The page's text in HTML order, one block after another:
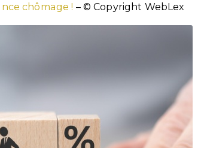
chômage ! – © Copyright WebLex